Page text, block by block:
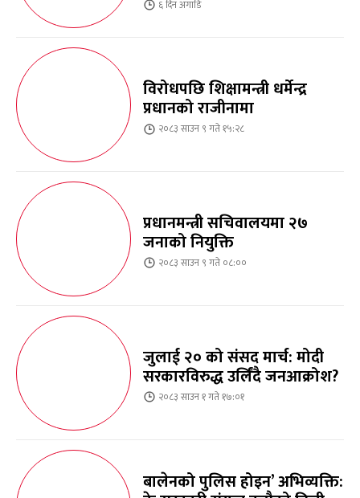
६ दिनअगाडि
विरोधपछि शिक्षामन्त्री धर्मेन्द्र
प्रधानको राजीनामा
२०८३ साउन ९ गते १५:२८
प्रधानमन्त्री सचिवालयमा २७
जनाको नियुक्ति
२०८३ साउन ९ गते ०८:००
जुलाई २० को संसद मार्च: मोदी
सरकारविरुद्ध उर्लिंदै जनआक्रोश?
२०८३ साउन १ गते १७:०१
बालेनको पुलिस होइन’ अभिव्यक्ति: